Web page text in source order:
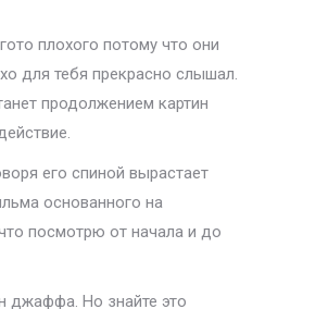
плохого потому что они
для тебя прекрасно слышал.
продолжением картин
его спиной вырастает
основанного на
посмотрю от начала и до
джаффа. Но знайте это